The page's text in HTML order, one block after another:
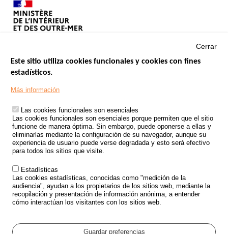
Footer
TRATAMIENTO DE DATOS PERSONALES PROCEDENTES DE
ACCIDENTES DE TRÁFICO
ESTUDIOS
CONVOCATORIA DE PROYECTOS DE ESTUDIOS
POLÍTICA DE SEGURIDAD VIAL
Outils
EVENTOS
GLOSARIO
Cerrar
Este sitio utiliza cookies funcionales y cookies con fines
estadísticos.
Más información
Las cookies funcionales son esenciales
Las cookies funcionales son esenciales porque permiten que el sitio
funcione de manera óptima. Sin embargo, puede oponerse a ellas y
eliminarlas mediante la configuración de su navegador, aunque su
experiencia de usuario puede verse degradada y esto será efectivo
para todos los sitios que visite.
Estadísticas
Las cookies estadísticas, conocidas como "medición de la
audiencia", ayudan a los propietarios de los sitios web, mediante la
recopilación y presentación de información anónima, a entender
cómo interactúan los visitantes con los sitios web.
Guardar preferencias